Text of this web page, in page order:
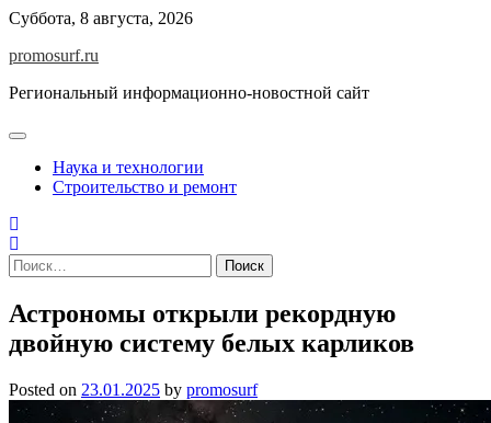
Skip
content
Суббота, 8 августа, 2026
promosurf.ru
Региональный информационно-новостной сайт
Наука и технологии
Строительство и ремонт
Найти:
Астрономы открыли рекордную
двойную систему белых карликов
Posted on 23.01.2025 by promosurf